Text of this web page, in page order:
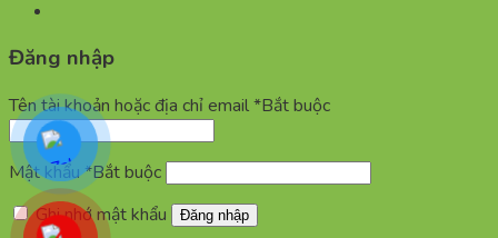
Đăng nhập
Tên tài khoản hoặc địa chỉ email*Bắt buộc
Mật khẩu*Bắt buộc
Ghi nhớ mật khẩu
Đăng nhập